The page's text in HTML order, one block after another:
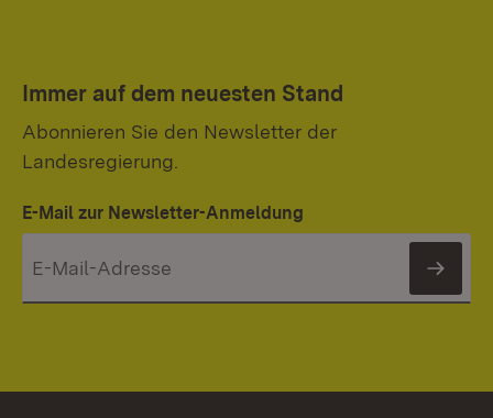
Immer auf dem neuesten Stand
Abonnieren Sie den Newsletter der
Landesregierung.
E-Mail zur Newsletter-Anmeldung